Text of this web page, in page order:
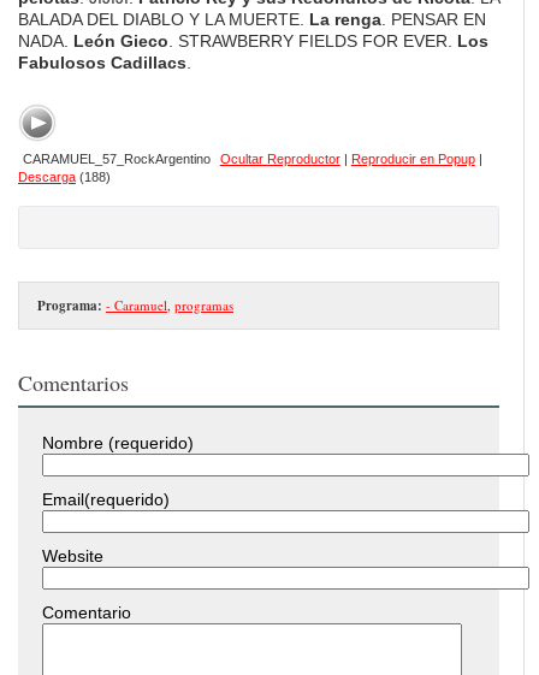
BALADA DEL DIABLO Y LA MUERTE. La renga . PENSAR EN
NADA. León Gieco . STRAWBERRY FIELDS FOR EVER. Los
Fabulosos Cadillacs
CARAMUEL_57_RockArgentino Ocultar Reproductor| Reproducir en Popup|
Descarga (188)
Programa: - Caramuel programas
Comentarios
Nombre (requerido)
Email(requerido)
Website
Comentario